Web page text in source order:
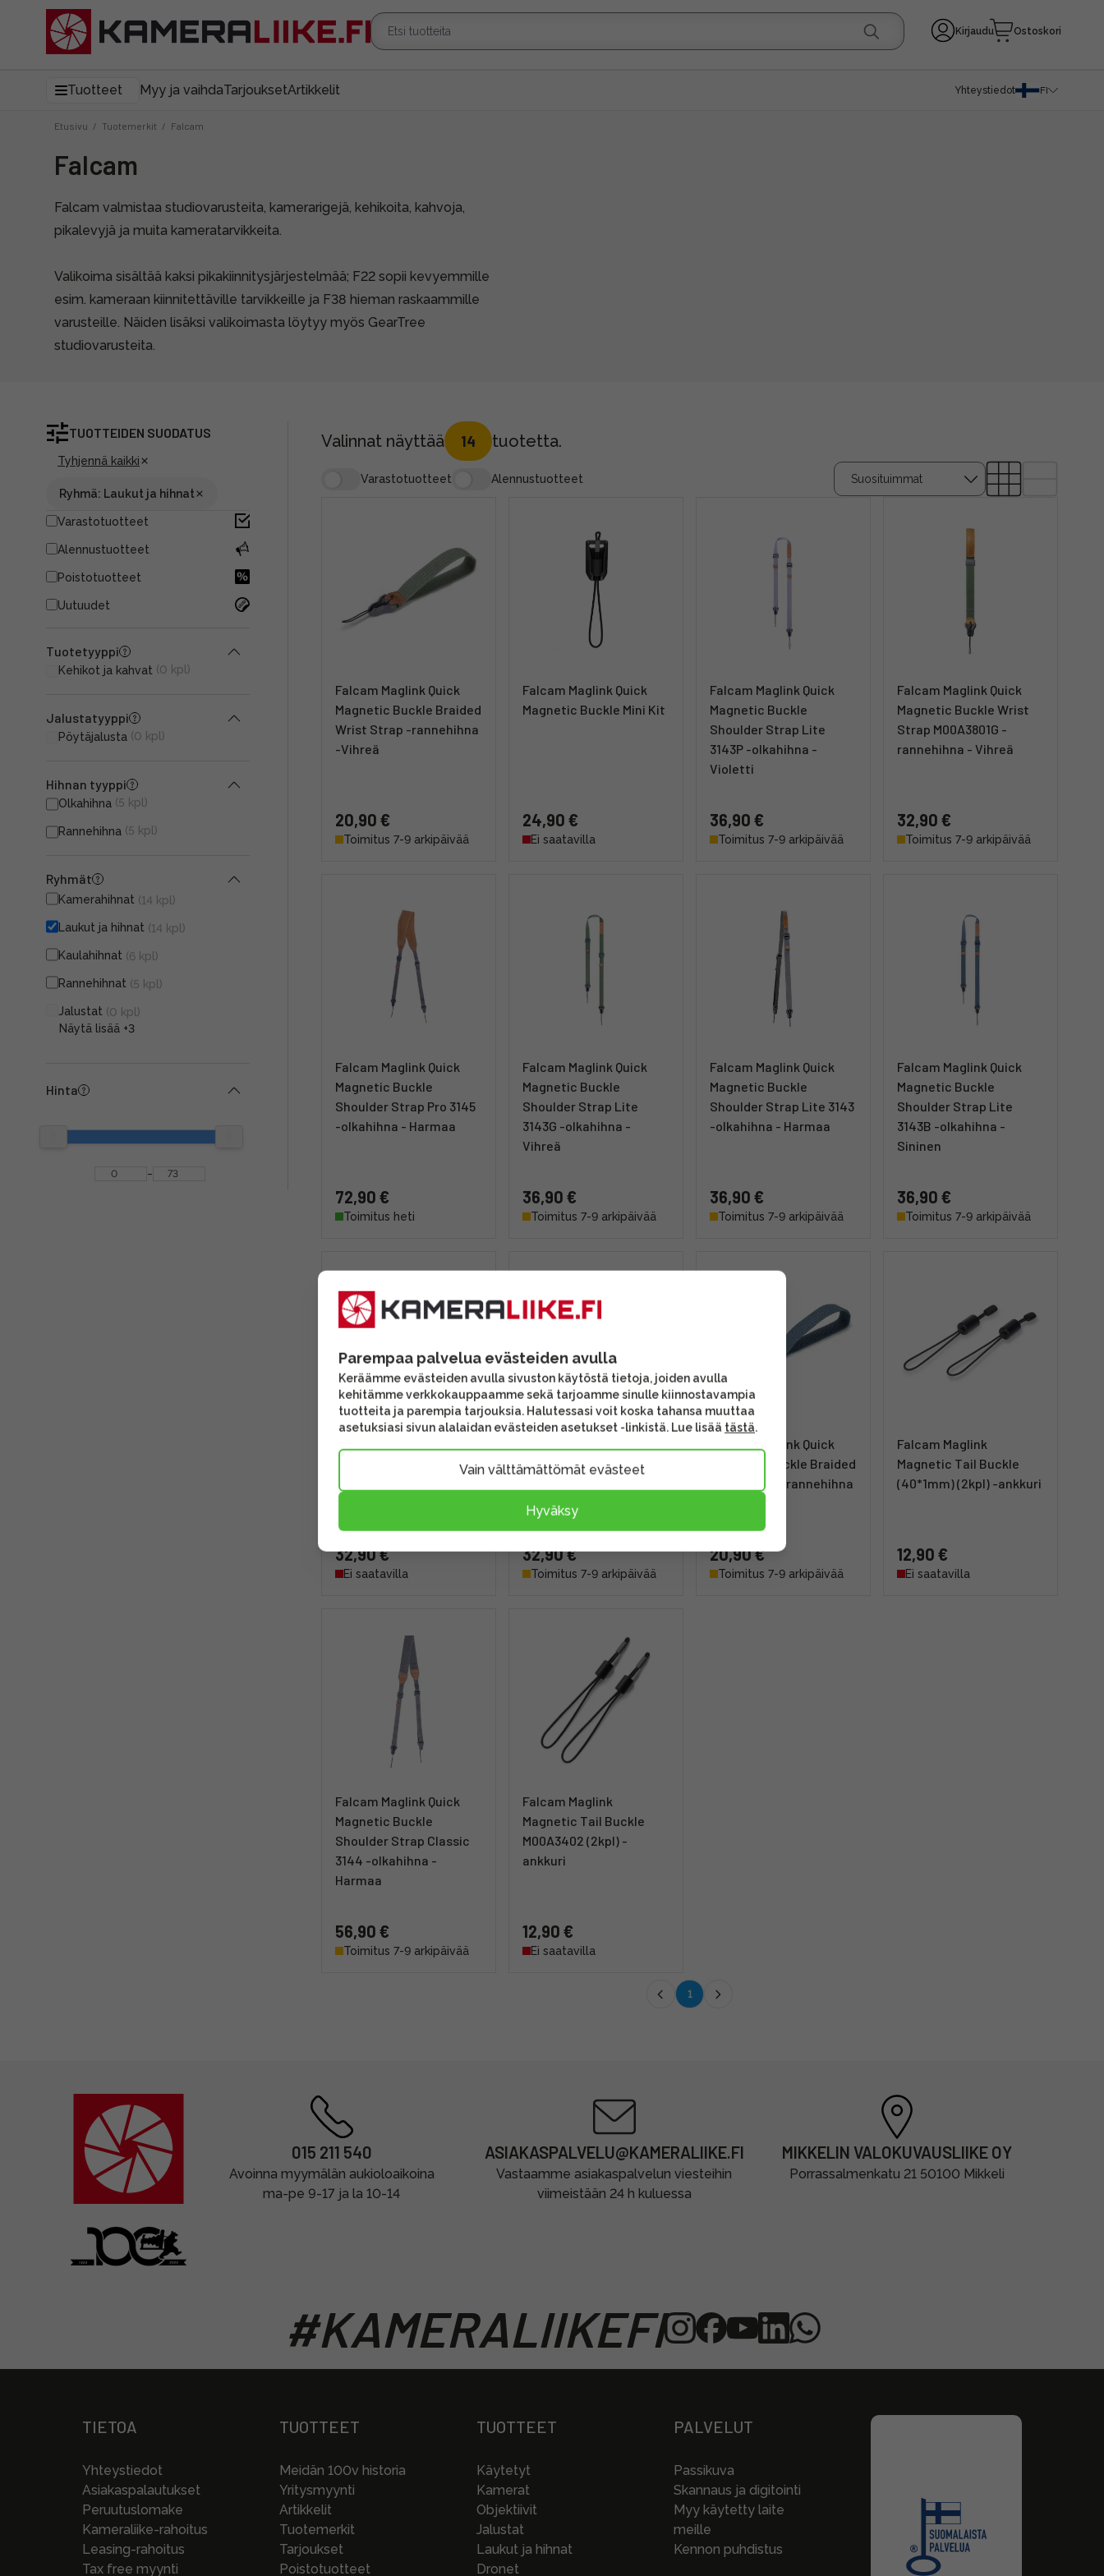
Kirjaudu Ostoskori
Tuotteet Myy ja vaihdaTarjouksetArtikkelit Yhteystiedot FI
Etusivu / Tuotemerkit / Falcam
Falcam
Falcam valmistaa studiovarusteita, kamerarigejä, kehikoita, kahvoja,
pikalevyjä ja muita kameratarvikkeita.
Valikoima sisältää kaksi pikakiinnitysjärjestelmää; F22 sopii kevyemmille
esim. kameraan kiinnitettäville tarvikkeille ja F38 hieman raskaammille
varusteille. Näiden lisäksi valikoimasta löytyy myös GearTree
studiovarusteita.
TUOTTEIDEN SUODATUS
Tyhjennä kaikki
Ryhmä: Laukut ja hihnat
Varastotuotteet
Alennustuotteet
Poistotuotteet
Uutuudet
Tuotetyyppi
Kehikot ja kahvat (0 kpl)
Jalustatyyppi
Pöytäjalusta (0 kpl)
Hihnan tyyppi
Olkahihna (5 kpl)
Rannehihna (5 kpl)
Ryhmät
Kamerahihnat (14 kpl)
Laukut ja hihnat (14 kpl)
Kaulahihnat (6 kpl)
Rannehihnat (5 kpl)
Jalustat (0 kpl)
Näytä lisää +3
Hinta
-
Valinnat näyttää 14 tuotetta.
Varastotuotteet Alennustuotteet
Falcam Maglink Quick
Magnetic Buckle Braided
Wrist Strap -rannehihna
-Vihreä
20,90 €
Toimitus 7-9 arkipäivää
Falcam Maglink Quick
Magnetic Buckle Mini Kit
24,90 €
Ei saatavilla
Falcam Maglink Quick
Magnetic Buckle
Shoulder Strap Lite
3143P -olkahihna -
Violetti
36,90 €
Toimitus 7-9 arkipäivää
Falcam Maglink Quick
Magnetic Buckle Wrist
Strap M00A3801G -
rannehihna - Vihreä
32,90 €
Toimitus 7-9 arkipäivää
Falcam Maglink Quick
Magnetic Buckle
Shoulder Strap Pro 3145
-olkahihna - Harmaa
72,90 €
Toimitus heti
Falcam Maglink Quick
Magnetic Buckle
Shoulder Strap Lite
3143G -olkahihna -
Vihreä
36,90 €
Toimitus 7-9 arkipäivää
Falcam Maglink Quick
Magnetic Buckle
Shoulder Strap Lite 3143
-olkahihna - Harmaa
36,90 €
Toimitus 7-9 arkipäivää
Falcam Maglink Quick
Magnetic Buckle
Shoulder Strap Lite
3143B -olkahihna -
Sininen
36,90 €
Toimitus 7-9 arkipäivää
Magnetic Buckle Wrist
Strap M00A3801 -
32,90 €
Ei saatavilla
Magnetic Buckle Wrist
rannehihna - Sininen
32,90 €
Toimitus 7-9 arkipäivää
Falcam Maglink Quick
Magnetic Buckle Braided
Wrist Strap -rannehihna
20,90 €
Toimitus 7-9 arkipäivää
Falcam Maglink
Magnetic Tail Buckle
(40*1mm) (2kpl) -ankkuri
12,90 €
Ei saatavilla
Falcam Maglink Quick
Magnetic Buckle
Shoulder Strap Classic
3144 -olkahihna -
Harmaa
56,90 €
Toimitus 7-9 arkipäivää
Falcam Maglink
Magnetic Tail Buckle
M00A3402 (2kpl) -
ankkuri
12,90 €
Ei saatavilla
1
015 211 540
Avoinna myymälän aukioloaikoina
ma-pe 9-17 ja la 10-14
ASIAKASPALVELU@KAMERALIIKE.FI
Vastaamme asiakaspalvelun viesteihin
viimeistään 24 h kuluessa
MIKKELIN VALOKUVAUSLIIKE OY
Porrassalmenkatu 21 50100 Mikkeli
#KAMERALIIKEFI
TIETOA
Yhteystiedot
Asiakaspalautukset
Peruutuslomake
Kameraliike-rahoitus
Leasing-rahoitus
Tax free myynti
TUOTTEET
Meidän 100v historia
Yritysmyynti
Artikkelit
Tuotemerkit
Tarjoukset
Poistotuotteet
TUOTTEET
Käytetyt
Kamerat
Objektiivit
Jalustat
Laukut ja hihnat
Dronet
PALVELUT
Passikuva
Skannaus ja digitointi
Myy käytetty laite
meille
Kennon puhdistus
Parempaa palvelua evästeiden avulla
Keräämme evästeiden avulla sivuston käytöstä tietoja, joiden avulla
kehitämme verkkokauppaamme sekä tarjoamme sinulle kiinnostavampia
tuotteita ja parempia tarjouksia. Halutessasi voit koska tahansa muuttaa
asetuksiasi sivun alalaidan evästeiden asetukset -linkistä. Lue lisää tästä.
Vain välttämättömät evästeet
Hyväksy